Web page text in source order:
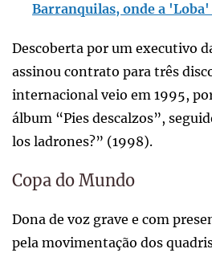
Barranquilas, onde a 'Loba'
Descoberta por um executivo
assinou contrato para três
internacional veio em 1995,
álbum “Pies descalzos”,
los ladrones?” (1998).
Copa do Mundo
Dona de voz grave e com
pela movimentação dos